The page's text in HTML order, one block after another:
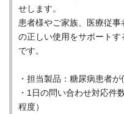
せします。
患者様やご家族、医療従
の正しい使用をサポート
です。
・担当製品：糖尿病患者
・1日の問い合わせ対応件
程度）